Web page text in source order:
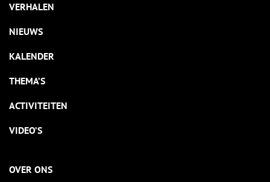
VERHALEN
NIEUWS
KALENDER
THEMA’S
ACTIVITEITEN
VIDEO’S
OVER ONS